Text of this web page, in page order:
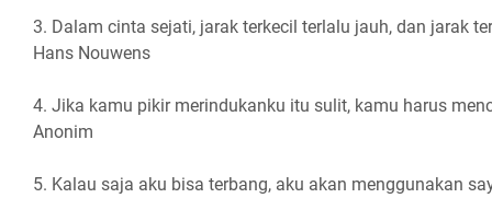
3. Dalam cinta sejati, jarak terkecil terlalu jauh, dan jarak
Hans Nouwens
4. Jika kamu pikir merindukanku itu sulit, kamu harus
Anonim
5. Kalau saja aku bisa terbang, aku akan menggunakan